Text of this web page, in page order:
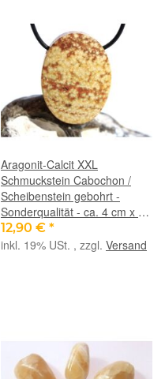
Aragonit-Calcit XXL
Schmuckstein Cabochon /
Scheibenstein gebohrt -
Sonderqualität - ca. 4 cm x 3
cm x 1 cm
12,90 € *
inkl. 19% USt. , zzgl. Versand